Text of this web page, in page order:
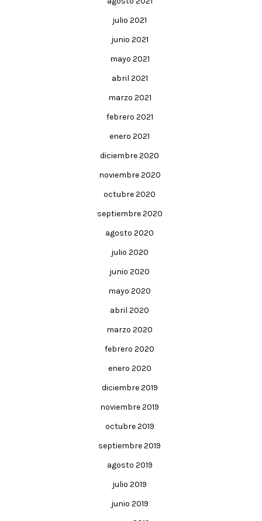
julio 2021
junio 2021
mayo 2021
abril 2021
marzo 2021
febrero 2021
enero 2021
diciembre 2020
noviembre 2020
octubre 2020
septiembre 2020
agosto 2020
julio 2020
junio 2020
mayo 2020
abril 2020
marzo 2020
febrero 2020
enero 2020
diciembre 2019
noviembre 2019
octubre 2019
septiembre 2019
agosto 2019
julio 2019
junio 2019